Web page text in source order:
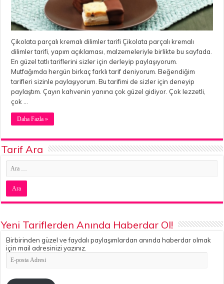
Çikolata parçalı kremalı dilimler tarifi Çikolata parçalı kremalı
dilimler tarifi, yapım açıklaması, malzemeleriyle birlikte bu sayfada.
En güzel tatlı tariflerini sizler için derleyip paylaşıyorum.
Mutfağımda hergün birkaç farklı tarif deniyorum. Beğendiğim
tarifleri sizinle paylaşıyorum. Bu tarifimi de sizler için deneyip
paylaştım. Çayın kahvenin yanına çok güzel gidiyor. Çok lezzetli,
çok …
Daha Fazla »
Tarif Ara
Yeni Tariflerden Anında Haberdar Ol!
Birbirinden güzel ve faydalı paylaşımlardan anında haberdar olmak
için mail adresinizi yazınız.
E-
posta